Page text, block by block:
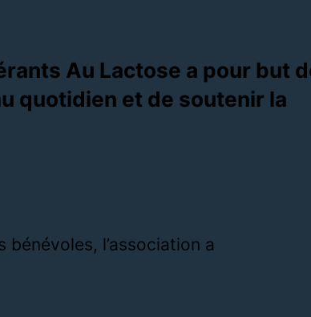
Au Lactose a pour but
quotidien et de soutenir la
l’association a